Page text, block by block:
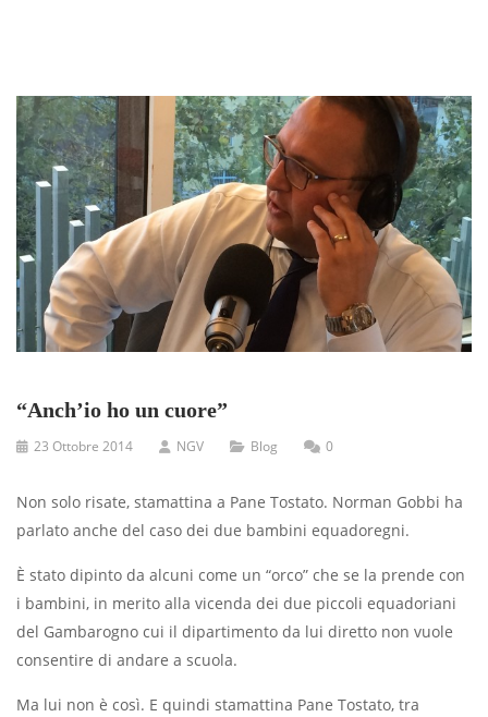
“Anch’io ho un cuore”
23 Ottobre 2014 NGV Blog 0
Non solo risate, stamattina a Pane Tostato. Norman Gobbi ha
parlato anche del caso dei due bambini equadoregni.
È stato dipinto da alcuni come un “orco” che se la prende con
i bambini, in merito alla vicenda dei due piccoli equadoriani
del Gambarogno cui il dipartimento da lui diretto non vuole
consentire di andare a scuola.
Ma lui non è così. E quindi stamattina Pane Tostato, tra